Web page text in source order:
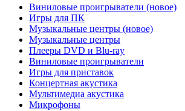
Виниловые проигрыватели (новое)
Игры для ПК
Музыкальные центры (новое)
Музыкальные центры
Плееры DVD и Blu-ray
Виниловые проигрыватели
Игры для приставок
Концертная акустика
Мультимедиа акустика
Микрофоны